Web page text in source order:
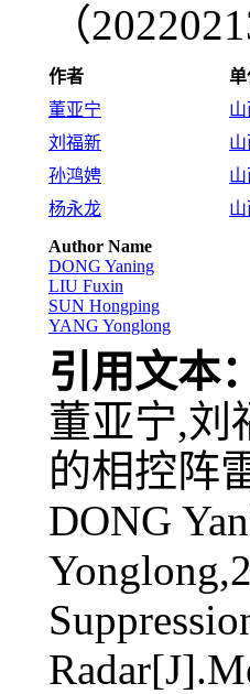
（
作者
单
董亚宁
刘福新
孙鸿娉
杨永龙
Author Name
DONG Yaning
LIU Fuxin
SUN Hongping
YANG Yonglong
引用文本：
董亚宁,刘
的相控阵
DONG